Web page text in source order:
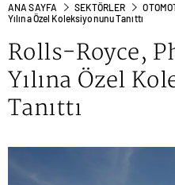
ANA SAYFA SEKTÖRLER
Yılına Özel Koleksiyonunu Tanıttı
Rolls-Royce,
Yılına Özel
Tanıttı